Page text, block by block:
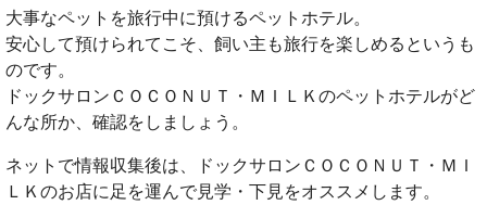
大事なペットを旅行中に預けるペットホテル。
安心して預けられてこそ、飼い主も旅行を楽しめるというも
のです。
ドックサロンＣＯＣＯＮＵＴ・ＭＩＬＫのペットホテルがど
んな所か、確認をしましょう。
ネットで情報収集後は、ドックサロンＣＯＣＯＮＵＴ・ＭＩ
ＬＫのお店に足を運んで見学・下見をオススメします。